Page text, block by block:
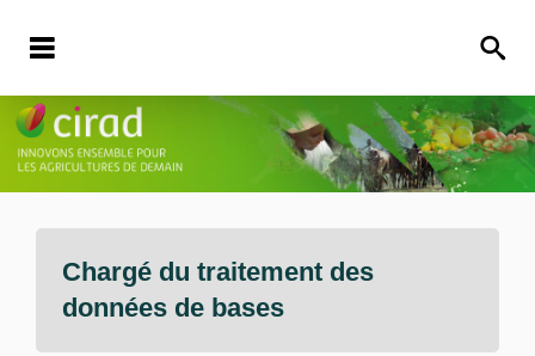
Chargé du traitement des
données de bases